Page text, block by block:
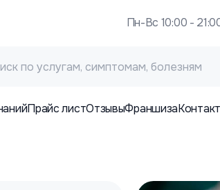
Пн-Вс 10:00 -
Прайс листОтзывыФраншиза